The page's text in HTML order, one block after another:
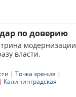
по доверию
модернизации
власти.
| Точка зрения |
| Калининградская